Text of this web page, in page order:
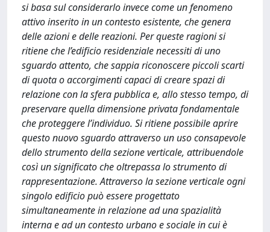
si basa sul considerarlo invece come un fenomeno
attivo inserito in un contesto esistente, che genera
delle azioni e delle reazioni. Per queste ragioni si
ritiene che l’edificio residenziale necessiti di uno
sguardo attento, che sappia riconoscere piccoli scarti
di quota o accorgimenti capaci di creare spazi di
relazione con la sfera pubblica e, allo stesso tempo, di
preservare quella dimensione privata fondamentale
che proteggere l’individuo. Si ritiene possibile aprire
questo nuovo sguardo attraverso un uso consapevole
dello strumento della sezione verticale, attribuendole
così un significato che oltrepassa lo strumento di
rappresentazione. Attraverso la sezione verticale ogni
singolo edificio può essere progettato
simultaneamente in relazione ad una spazialità
interna e ad un contesto urbano e sociale in cui è